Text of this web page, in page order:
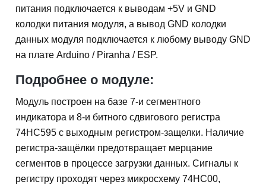
питания подключается к выводам +5V и GND
колодки питания модуля, а вывод GND колодки
данных модуля подключается к любому выводу GND
на плате Arduino / Piranha / ESP.
Подробнее о модуле:
Модуль построен на базе 7-и сегментного
индикатора и 8-и битного сдвигового регистра
74HC595 с выходным регистром-защелки. Наличие
регистра-защёлки предотвращает мерцание
сегментов в процессе загрузки данных. Сигналы к
регистру проходят через микросхему 74HC00,